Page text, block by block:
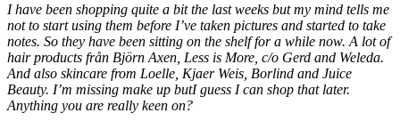
I have been shopping quite a bit the last weeks but my mind tells me
not to start using them before I’ve taken pictures and started to take
notes. So they have been sitting on the shelf for a while now. A lot of
hair products från Björn Axen, Less is More, c/o Gerd and Weleda.
And also skincare from Loelle, Kjaer Weis, Borlind and Juice
Beauty. I’m missing make up butI guess I can shop that later.
Anything you are really keen on?